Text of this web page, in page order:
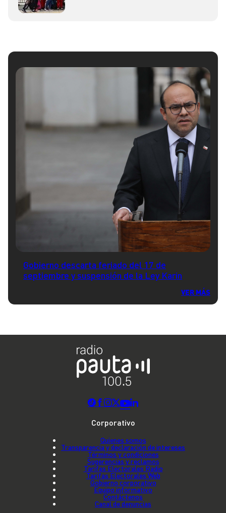
Gobierno descarta feriado del 17 de
septiembre y suspensión de la Ley Karin
VER MÁS
Corporativo
Quienes somos
Transparencia y declaración de intereses
Términos y condiciones
Sugerencias y reclamos
Tarifas Electorales Radio
Tarifas Electorales Web
Gobierno corporativo
Equipo informativo
Contáctenos
Canal de denuncias